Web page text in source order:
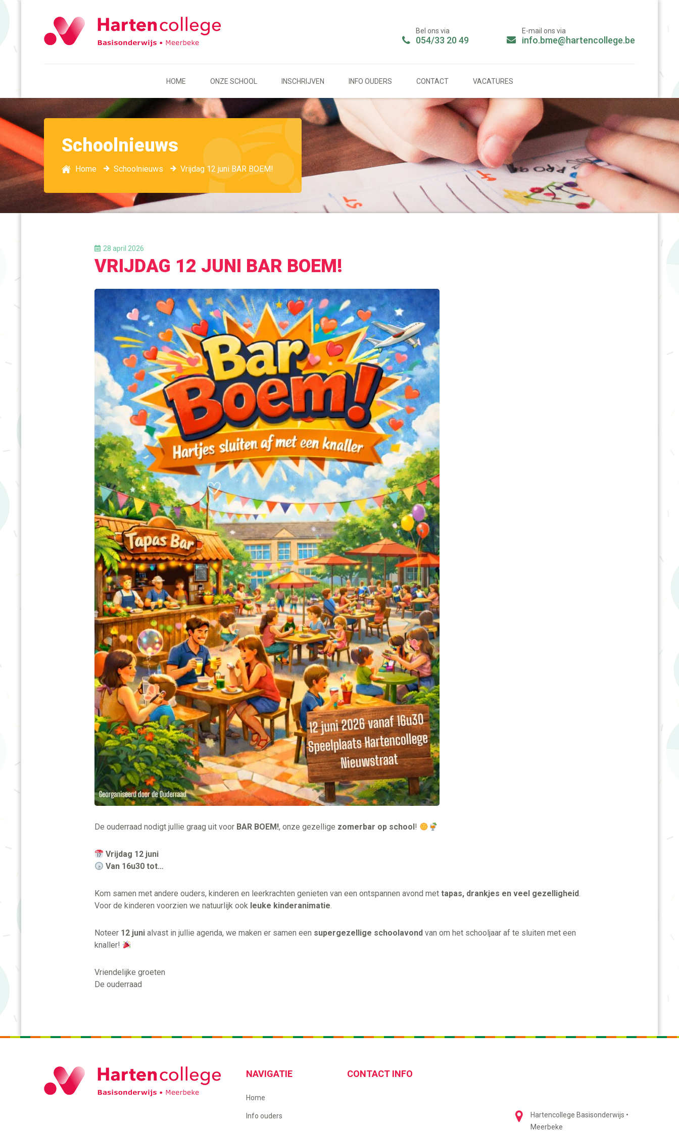
Bel ons via
054/33 20 49
E-mail ons via
info.bme@hartencollege.be
HOME ONZE SCHOOL INSCHRIJVEN INFO OUDERS CONTACT VACATURES
Schoolnieuws
Home Schoolnieuws Vrijdag 12 juni BAR BOEM!
28 april 2026
VRIJDAG 12 JUNI BAR BOEM!
De ouderraad nodigt jullie graag uit voor BAR BOEM!, onze gezellige zomerbar op school!
Vrijdag 12 juni
Van 16u30 tot…
Kom samen met andere ouders, kinderen en leerkrachten genieten van een ontspannen avond met tapas, drankjes en veel gezelligheid.
Voor de kinderen voorzien we natuurlijk ook leuke kinderanimatie.
Noteer 12 juni alvast in jullie agenda, we maken er samen een supergezellige schoolavond van om het schooljaar af te sluiten met een
knaller!
Vriendelijke groeten
De ouderraad
NAVIGATIE
Home
Info ouders
CONTACT INFO
Hartencollege Basisonderwijs •
Meerbeke